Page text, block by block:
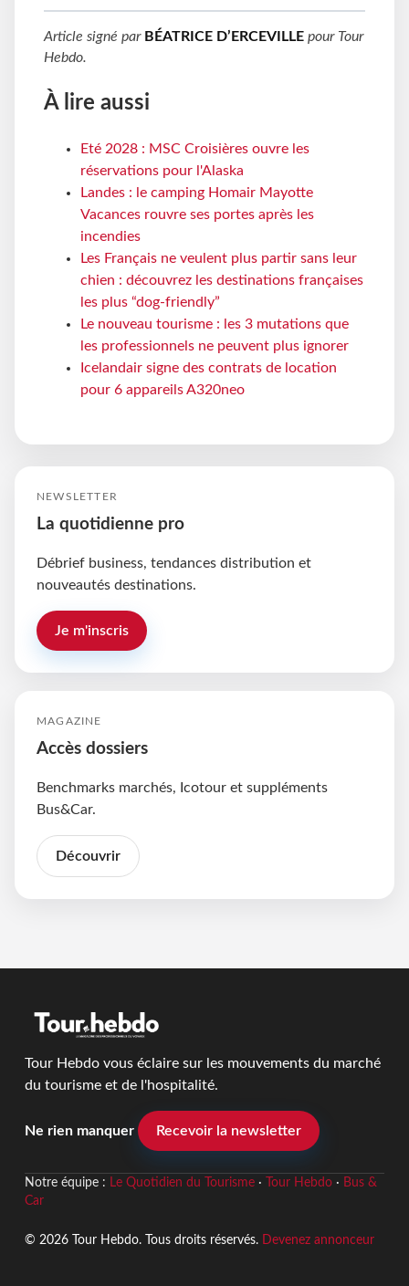
Article signé par BÉATRICE D’ERCEVILLE pour Tour
Hebdo.
À lire aussi
Eté 2028 : MSC Croisières ouvre les
réservations pour l'Alaska
Landes : le camping Homair Mayotte
Vacances rouvre ses portes après les
incendies
Les Français ne veulent plus partir sans leur
chien : découvrez les destinations françaises
les plus “dog-friendly”
Le nouveau tourisme : les 3 mutations que
les professionnels ne peuvent plus ignorer
Icelandair signe des contrats de location
pour 6 appareils A320neo
NEWSLETTER
La quotidienne pro
Débrief business, tendances distribution et
nouveautés destinations.
Je m'inscris
MAGAZINE
Accès dossiers
Benchmarks marchés, Icotour et suppléments
Bus&Car.
Découvrir
Tour Hebdo vous éclaire sur les mouvements du marché
du tourisme et de l'hospitalité.
Ne rien manquer Recevoir la newsletter
Notre équipe : Le Quotidien du Tourisme· Tour Hebdo· Bus &
Car
© 2026 Tour Hebdo. Tous droits réservés. Devenez annonceur